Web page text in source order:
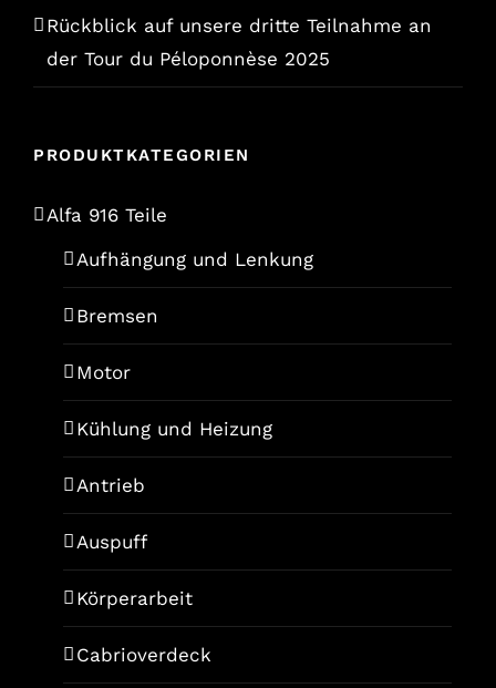
Rückblick auf unsere dritte Teilnahme an
der Tour du Péloponnèse 2025
PRODUKTKATEGORIEN
Alfa 916 Teile
Aufhängung und Lenkung
Bremsen
Motor
Kühlung und Heizung
Antrieb
Auspuff
Körperarbeit
Cabrioverdeck